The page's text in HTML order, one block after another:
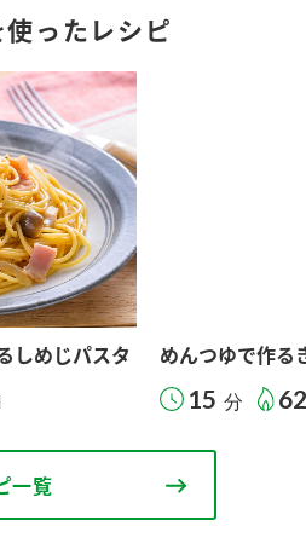
使ったレシピ
しめじパスタ めんつゆで作る
15 分
一覧